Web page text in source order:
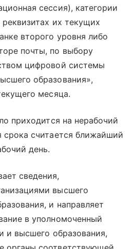
сессия), категории
их текущих
второго уровня либо
почты, по выбору
цифровой системы
образования»,
месяца.
приходится на нерабочий
срока считается ближайший
день.
сведения,
высшего
и направляет
в уполномоченный
и высшего образования,